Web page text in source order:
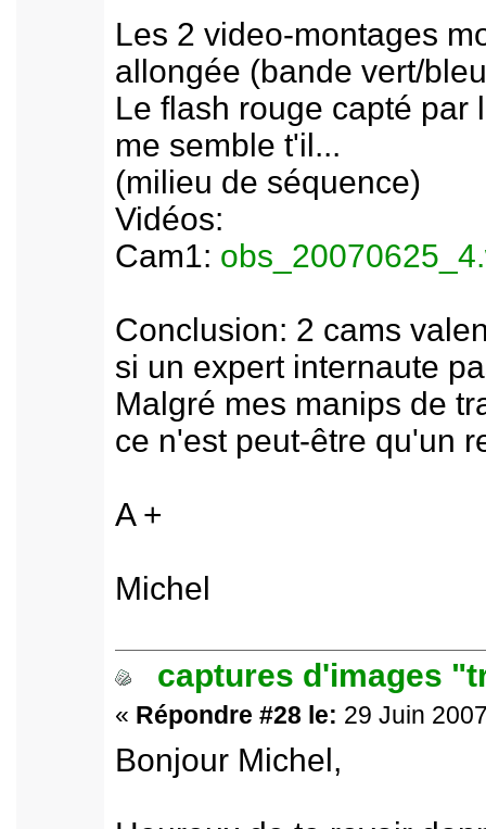
Les 2 video-montages
allongée (bande vert/
Le flash rouge capté par
me semble t'il...
(milieu de séquence)
Vidéos:
Cam1:
Conclusion: 2 cams
si un expert internaute
Malgré mes manips de
ce n'est peut-être qu'un
A +
Michel
captures d'images
« Répondre #28 le: 29 Juin
Bonjour Michel,